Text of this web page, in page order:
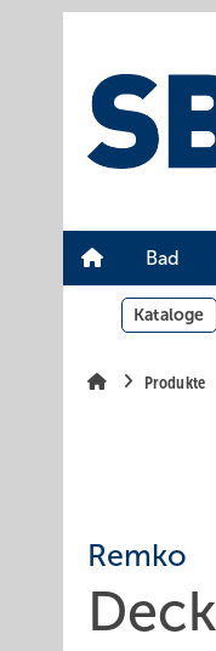
Bad
Kataloge
Produkte
Remko